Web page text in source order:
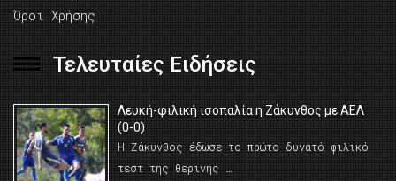
Όροι Χρήσης
Τελευταίες Ειδήσεις
Λευκή-φιλική ισοπαλία η Ζάκυνθος με ΑΕΛ
(0-0)
Η Ζάκυνθος έδωσε το πρώτο δυνατό φιλικό
τεστ της θερινής …